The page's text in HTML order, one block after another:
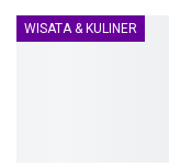
WISATA & KULINER